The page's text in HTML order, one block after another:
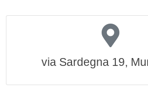
via Sardegna 19,